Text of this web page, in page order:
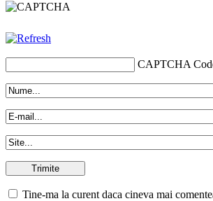
CAPTCHA
Tine-ma la curent daca cineva mai